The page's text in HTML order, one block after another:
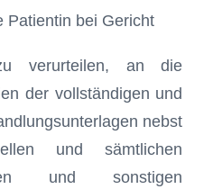
Patientin bei Gericht
verurteilen, an die
der vollständigen und
nebst
und sämtlichen
und sonstigen